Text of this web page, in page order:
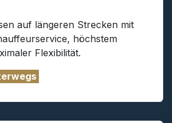
auf längeren Strecken mit
höchstem
Flexibilität.